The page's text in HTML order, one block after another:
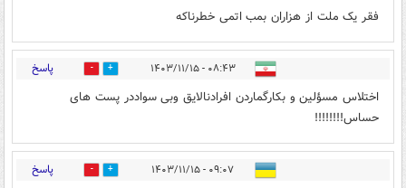
فقر یک ملت از هزاران بمب اتمی خطرناکه
۰۸:۴۳ - ۱۴۰۳/۱۱/۱۵ 0 پاسخ
اختلاس مسؤلین و بکارگماردن افرادنالایق وبی سواددر پست های
حساس!!!!!!!!
۰۹:۰۷ - ۱۴۰۳/۱۱/۱۵ 0 پاسخ